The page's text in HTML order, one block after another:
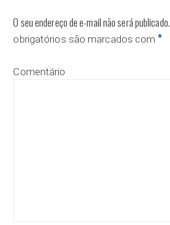
O seu endereço de e-mail não será publicado.
obrigatórios são marcados com *
Comentário